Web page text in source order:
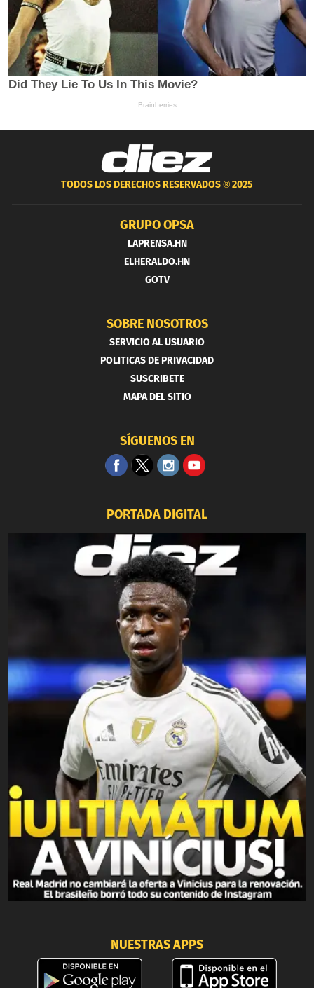
TODOS LOS DERECHOS RESERVADOS ®2025
GRUPO OPSA
LAPRENSA.HN
ELHERALDO.HN
GOTV
SOBRE NOSOTROS
SERVICIO AL USUARIO
POLITICAS DE PRIVACIDAD
SUSCRIBETE
MAPA DEL SITIO
SÍGUENOS EN
PORTADA DIGITAL
NUESTRAS APPS